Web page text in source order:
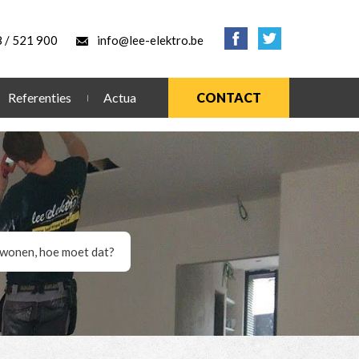
/ 521 900 info@lee-elektro.be
Referenties Actua CONTACT
hoe moet dat?